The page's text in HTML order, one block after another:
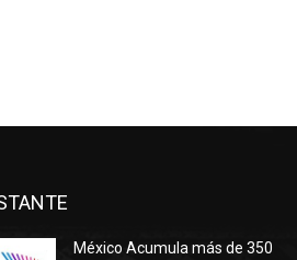
México Acumula más de 350